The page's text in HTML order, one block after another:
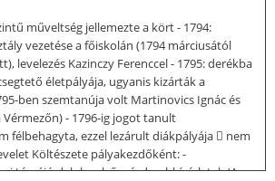
műveltség jellemezte a kört - 1794:
vezetése a főiskolán (1794 márciusától
levelezés Kazinczy Ferenccel - 1795: derékba
életpályája, ugyanis kizárták a
ben szemtanúja volt Martinovics Ignác és
Vérmezőn) - 1796-ig jogot tanult
félbehagyta, ezzel lezárult diákpályája  nem
Költészete pályakezdőként: -
témájú dalok - első színdarabkísérletek (A